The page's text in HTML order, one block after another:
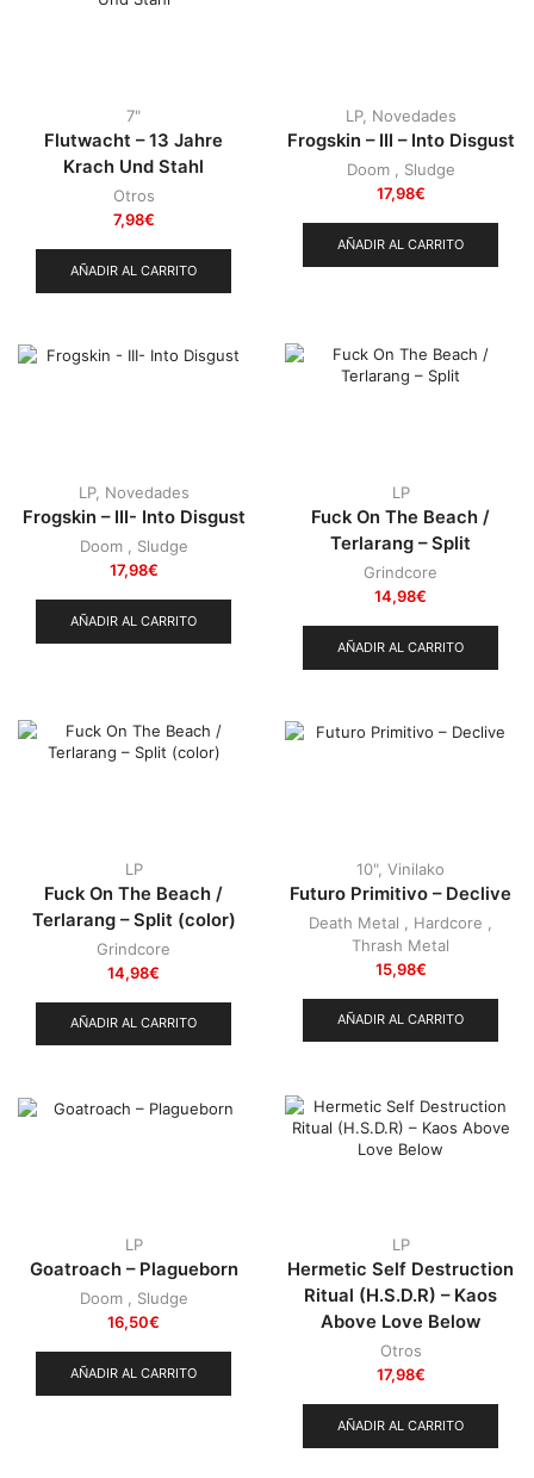
7"
Flutwacht – 13 Jahre
Krach Und Stahl
Otros
7,98€
AÑADIR AL CARRITO
LP, Novedades
Frogskin – III – Into Disgust
Doom, Sludge
17,98€
AÑADIR AL CARRITO
LP, Novedades
Frogskin – III- Into Disgust
Doom, Sludge
17,98€
AÑADIR AL CARRITO
LP
Fuck On The Beach /
Terlarang – Split
Grindcore
14,98€
AÑADIR AL CARRITO
LP
Fuck On The Beach /
Terlarang – Split (color)
Grindcore
14,98€
AÑADIR AL CARRITO
10", Vinilako
Futuro Primitivo – Declive
Death Metal Hardcore
Thrash Metal
15,98€
AÑADIR AL CARRITO
LP
Goatroach – Plagueborn
Doom, Sludge
16,50€
AÑADIR AL CARRITO
LP
Hermetic Self Destruction
Ritual (H.S.D.R) – Kaos
Above Love Below
Otros
17,98€
AÑADIR AL CARRITO